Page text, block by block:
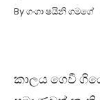
By ගංගා ෂයිනි ගමගේ
කාලය ගෙවී